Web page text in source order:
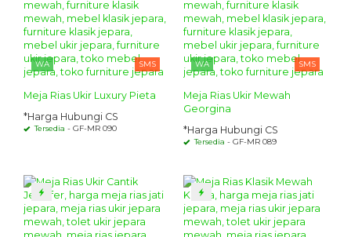
WA SMS
Meja Rias Ukir Luxury Pieta
*Harga Hubungi CS
Tersedia - GF-MR 090
WA SMS
Meja Rias Ukir Mewah
Georgina
*Harga Hubungi CS
Tersedia - GF-MR 089